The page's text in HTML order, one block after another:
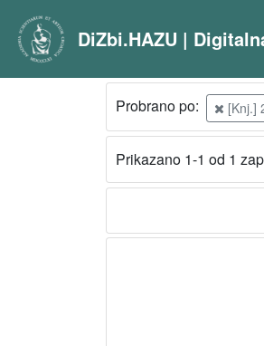
DiZbi.HAZU |
Probrano po: [Knj.]
Prikazano 1-1 od 1